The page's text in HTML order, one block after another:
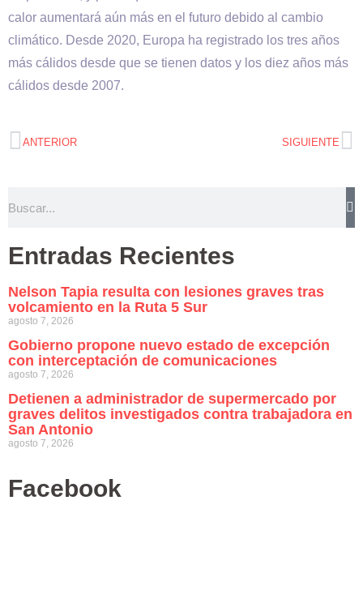
calor aumentará aún más en el futuro debido al cambio
climático. Desde 2020, Europa ha registrado los tres años
más cálidos desde que se tienen datos y los diez años más
cálidos desde 2007.
ANTERIOR SIGUIENTE
Entradas Recientes
Nelson Tapia resulta con lesiones graves tras
volcamiento en la Ruta 5 Sur
agosto 7, 2026
Gobierno propone nuevo estado de excepción
con interceptación de comunicaciones
agosto 7, 2026
Detienen a administrador de supermercado por
graves delitos investigados contra trabajadora en
San Antonio
agosto 7, 2026
Facebook